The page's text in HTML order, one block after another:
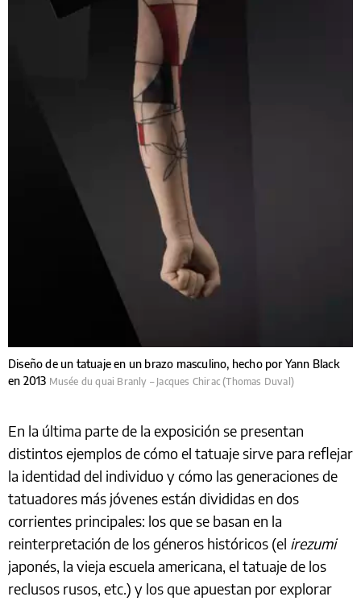
Diseño de un tatuaje en un brazo masculino, hecho por Yann Black
en 2013 Musée du quai Branly – Jacques Chirac (Thomas Duval)
En la última parte de la exposición se presentan
distintos ejemplos de cómo el tatuaje sirve para reflejar
la identidad del individuo y cómo las generaciones de
tatuadores más jóvenes están divididas en dos
corrientes principales: los que se basan en la
reinterpretación de los géneros históricos (el irezumi
japonés, la vieja escuela americana, el tatuaje de los
reclusos rusos, etc.) y los que apuestan por explorar